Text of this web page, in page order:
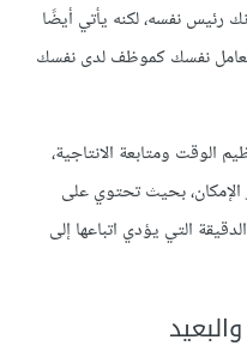
نفسه، لكنه يأتي أيضًا
نفسك كموظف لدى نفسك
الوقت ومتابعة الانتاجية،
بحيث تحتوي على
التي يؤدي اتباعها إلى